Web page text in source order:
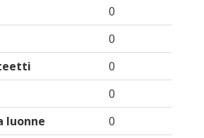
0
0
0
0
luonne
0